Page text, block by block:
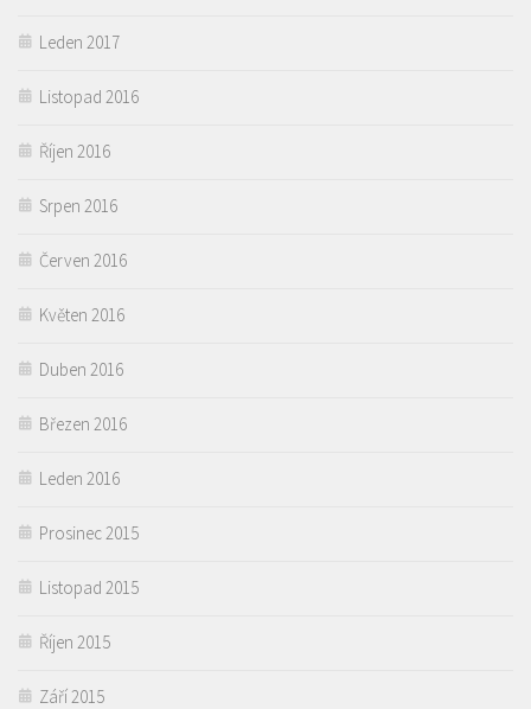
Leden 2017
Listopad 2016
Říjen 2016
Srpen 2016
Červen 2016
Květen 2016
Duben 2016
Březen 2016
Leden 2016
Prosinec 2015
Listopad 2015
Říjen 2015
Září 2015